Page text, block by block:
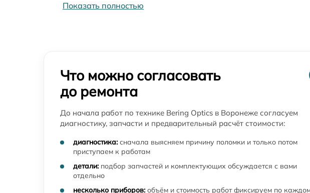
Показать полностью
Что можно согласовать
до ремонта
До начала работ по технике Bering Optics в Воронеже согласуем
диагностику, запчасти и предварительный расчёт стоимости:
диагностика: сначала выясняем причину поломки и только потом
приступаем к работам
детали: подбор запчастей и комплектующих обсуждается с вами
отдельно
несколько приборов: объём и стоимость работ фиксируем по